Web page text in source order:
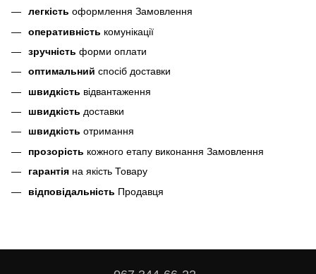
легкість оформлення Замовлення
оперативність комунікації
зручність форми оплати
оптимальний спосіб доставки
швидкість відвантаження
швидкість доставки
швидкість отримання
прозорість кожного етапу виконання Замовлення
гарантія на якість Товару
відповідальність Продавця